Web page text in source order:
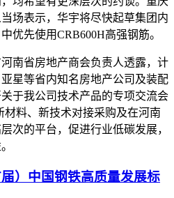
场表示，华宇将尽快起草集团内
优先使用CRB600H高强钢筋。
省房地产商会负责人透露，计
星等省内知名房地产公司及装配
于我公司技术产品的专项交流会
材料、新技术对接采购及在河南
次的平台，促进行业低碳发展，
）中国钢铁高质量发展标